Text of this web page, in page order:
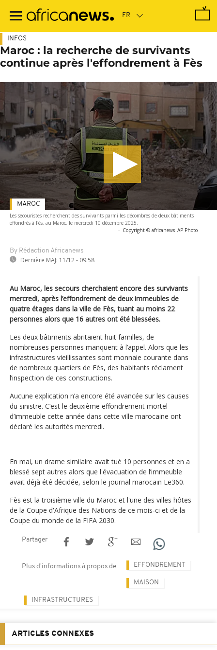
contenu
INFOS
Maroc : la recherche de survivants
continue après l'effondrement à Fès
Les secouristes recherchent des survivants parmi les décombres de deux bâtiments
effondrés à Fès, au Maroc, le mercredi 10 décembre 2025.
- Copyright © africanews AP Photo
By Rédaction Africanews
Dernière MAJ: 11/12 - 09:58
MAROC
Au Maroc, les secours cherchaient encore des survivants
mercredi, après l’effondrement de deux immeubles de
quatre étages dans la ville de Fès, tuant au moins 22
personnes alors que 16 autres ont été blessées.
Les deux bâtiments abritaient huit familles, de
nombreuses personnes manquent à l’appel. Alors que les
infrastructures vieillissantes sont monnaie courante dans
de nombreux quartiers de Fès, des habitants réclament
l’inspection de ces constructions.
Aucune explication n’a encore été avancée sur les causes
du sinistre. C’est le deuxième effondrement mortel
d’immeuble cette année dans cette ville marocaine ont
déclaré les autorités mercredi.
En mai, un drame similaire avait tué 10 personnes et en a
blessé sept autres alors que l'évacuation de l’immeuble
avait déjà été décidée, selon le journal marocain Le360.
Fès est la troisième ville du Maroc et l'une des villes hôtes
de la Coupe d'Afrique des Nations de ce mois-ci et de la
Coupe du monde de la FIFA 2030.
Partager
Plus d'informations à propos de EFFONDREMENT
MAISON
INFRASTRUCTURES
ARTICLES CONNEXES